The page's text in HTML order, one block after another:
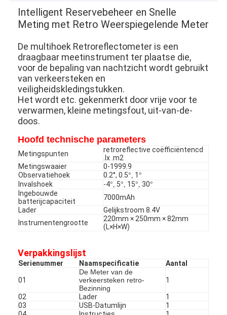
Intelligent Reservebeheer en Snelle
Meting met Retro Weerspiegelende Meter
De multihoek Retroreflectometer is een
draagbaar meetinstrument ter plaatse die,
voor de bepaling van nachtzicht wordt gebruikt
van verkeersteken en
veiligheidskledingstukken.
Het wordt etc. gekenmerkt door vrije voor te
verwarmen, kleine metingsfout, uit-van-de-
doos.
Hoofd technische parameters
Metingspunten
retroreflective coëfficiëntencd
.lx .m2
Metingswaaier
0-1999.9
Observatiehoek
0.2°,0.5°, 1°
Invalshoek -4°, 5°, 15°, 30°
Ingebouwde
batterijcapaciteit
7000mAh
Lader
Gelijkstroom 8.4V
Instrumentengrootte
220mm × 250mm × 82mm
(L×H×W)
Verpakkingslijst
Serienummer Naamspecificatie Aantal
01
De Meter van de
verkeersteken retro-
Bezinning
1
02 Lader
1
03
USB-Datumlijn
1